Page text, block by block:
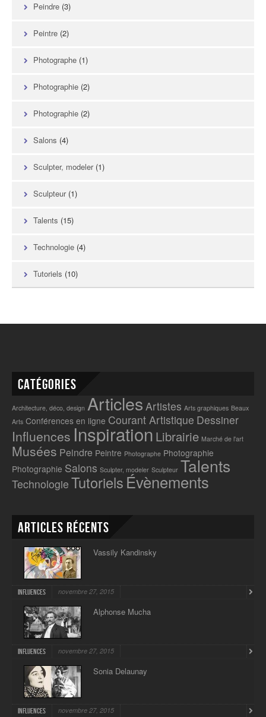
Peindre (3)
Peintre (2)
Photographe (1)
Photographie (2)
Photographie (2)
Salons (4)
Sculpter, modeler(1)
Sculpteur(1)
Talents (15)
Technologie (4)
Tutoriels (10)
Catégories
Architecture, déco, design Articles Artistes Arts graphiques Beaux
Arts Conférences en ligne Courant Artistique Dessiner
Influences Inspiration Librairie Marché de l'art
Musées Peindre Peintre Photographe Photographie
Photographie Salons Sculpter, modeler Sculpteur Talents
Technologie Tutoriels Évènements
Articles récents
Vassily Kandinsky
Influences novembre 27, 2015
Alphonse Mucha
Influences novembre 27, 2015
Sonia Delaunay
Influences novembre 27, 2015